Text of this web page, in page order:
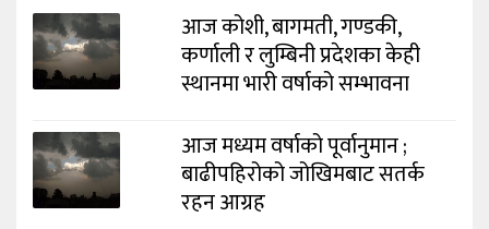
आज कोशी, बागमती, गण्डकी,
कर्णाली र लुम्बिनी प्रदेशका केही
स्थानमा भारी वर्षाको सम्भावना
आज मध्यम वर्षाको पूर्वानुमान ;
बाढीपहिरोको जोखिमबाट सतर्क
रहन आग्रह